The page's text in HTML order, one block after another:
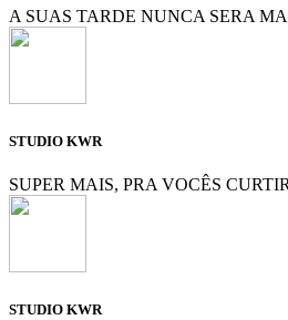
A SUAS TARDE NUNCA SERA
STUDIO KWR
SUPER MAIS, PRA VOCÊS
STUDIO KWR